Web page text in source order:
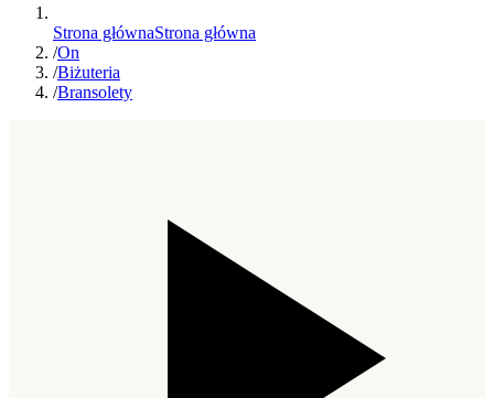
Strona głównaStrona główna
/On
/Biżuteria
/Bransolety